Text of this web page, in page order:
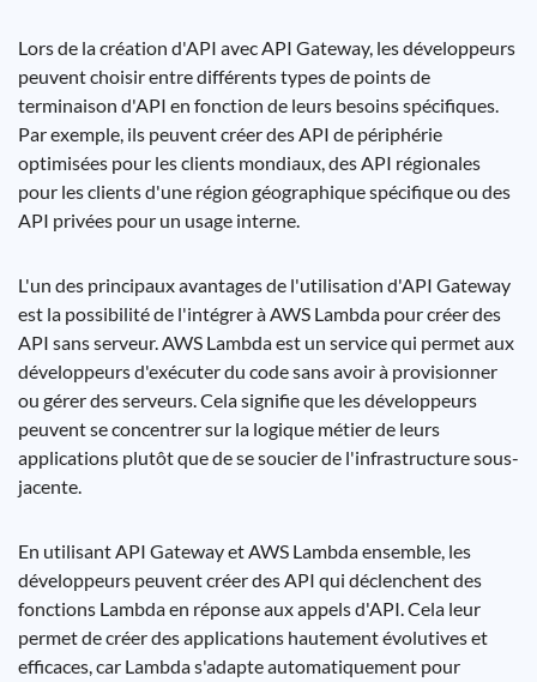
Lors de la création d'API avec API Gateway, les développeurs
peuvent choisir entre différents types de points de
terminaison d'API en fonction de leurs besoins spécifiques.
Par exemple, ils peuvent créer des API de périphérie
optimisées pour les clients mondiaux, des API régionales
pour les clients d'une région géographique spécifique ou des
API privées pour un usage interne.
L'un des principaux avantages de l'utilisation d'API Gateway
est la possibilité de l'intégrer à AWS Lambda pour créer des
API sans serveur. AWS Lambda est un service qui permet aux
développeurs d'exécuter du code sans avoir à provisionner
ou gérer des serveurs. Cela signifie que les développeurs
peuvent se concentrer sur la logique métier de leurs
applications plutôt que de se soucier de l'infrastructure sous-
jacente.
En utilisant API Gateway et AWS Lambda ensemble, les
développeurs peuvent créer des API qui déclenchent des
fonctions Lambda en réponse aux appels d'API. Cela leur
permet de créer des applications hautement évolutives et
efficaces, car Lambda s'adapte automatiquement pour